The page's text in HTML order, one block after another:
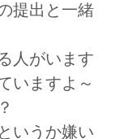
提出と一緒
人がいます
いますよ～
いうか嫌い